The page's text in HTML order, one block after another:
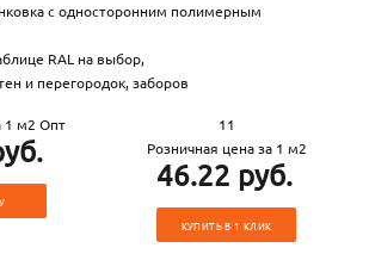
с односторонним полимерным
RAL на выбор,
и перегородок, заборов
1 м2 Опт
11
Розничная цена за 1 м2
46.22 руб.
КУПИТЬ В 1 КЛИК